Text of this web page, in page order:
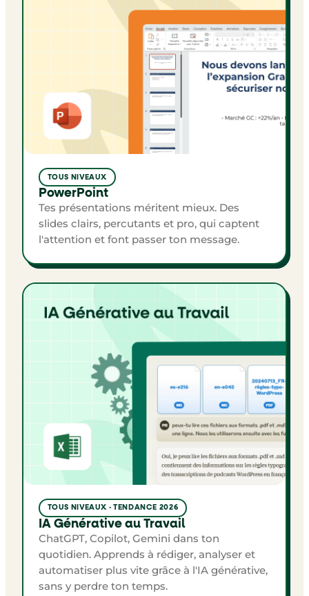
TOUS NIVEAUX
PowerPoint
Tes présentations méritent mieux. Des
slides clairs, percutants et pro, qui captent
l'attention et font passer ton message.
TOUS NIVEAUX · TENDANCE 2026
IA Générative au Travail
ChatGPT, Copilot, Gemini dans ton
quotidien. Apprends à rédiger, analyser et
automatiser plus vite grâce à l'IA générative,
sans y perdre ton temps.